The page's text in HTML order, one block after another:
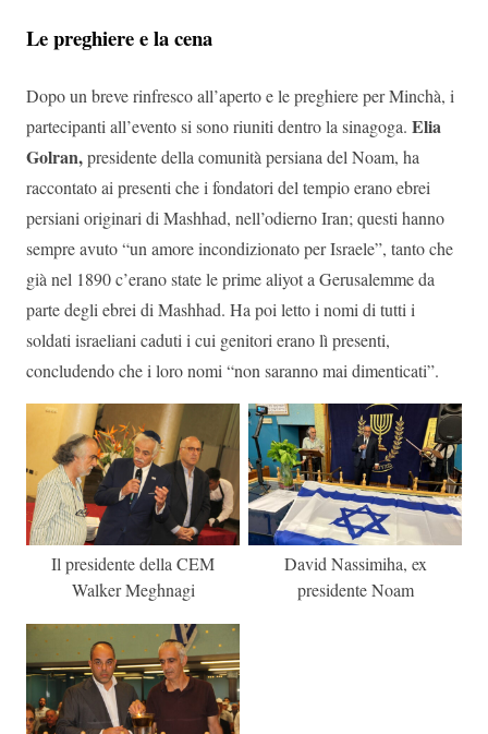
Le preghiere e la cena
Dopo un breve rinfresco all’aperto e le preghiere per Minchà, i
partecipanti all’evento si sono riuniti dentro la sinagoga. Elia
Golran,presidente della comunità persiana del Noam, ha
raccontato ai presenti che i fondatori del tempio erano ebrei
persiani originari di Mashhad, nell’odierno Iran; questi hanno
sempre avuto “un amore incondizionato per Israele”, tanto che
già nel 1890 c’erano state le prime aliyot a Gerusalemme da
parte degli ebrei di Mashhad. Ha poi letto i nomi di tutti i
soldati israeliani caduti i cui genitori erano lì presenti,
concludendo che i loro nomi “non saranno mai dimenticati”.
Il presidente della CEM
Walker Meghnagi
David Nassimiha, ex
presidente Noam